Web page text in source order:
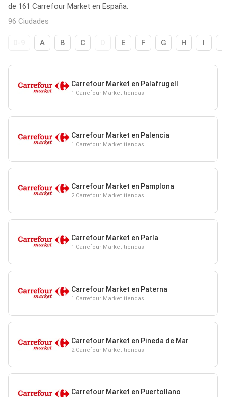
de 161 Carrefour Market en España.
96 Ciudades
A B C E F G H I
Carrefour Market en Palafrugell
1 Carrefour Market tiendas
Carrefour Market en Palencia
1 Carrefour Market tiendas
Carrefour Market en Pamplona
2 Carrefour Market tiendas
Carrefour Market en Parla
1 Carrefour Market tiendas
Carrefour Market en Paterna
1 Carrefour Market tiendas
Carrefour Market en Pineda de Mar
2 Carrefour Market tiendas
Carrefour Market en Puertollano